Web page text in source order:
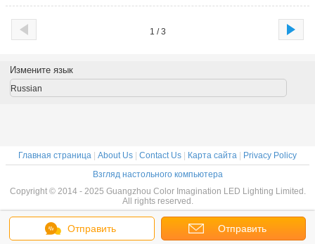
1 / 3
Отправить Отправить
Измените язык
Russian
Главная страница About Us Contact Us Карта сайта
Privacy Policy
Взгляд настольного компьютера
Copyright © 2014 - 2025 Guangzhou Color Imagination LED Lighting Limited.
All rights reserved.